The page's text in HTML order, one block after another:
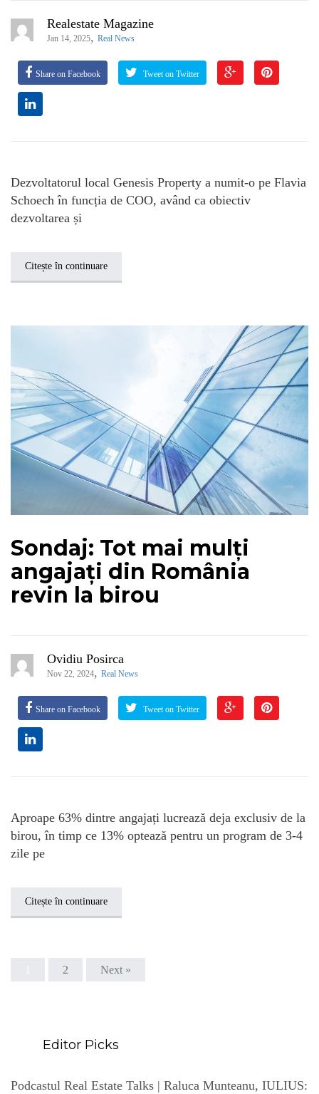
Realestate Magazine
Jan 14, 2025, Real News
Share on Facebook Tweet on Twitter
Dezvoltatorul local Genesis Property a numit-o pe Flavia
Schoech în funcția de COO, având ca obiectiv
dezvoltarea și
Citește în continuare
Sondaj: Tot mai mulți
angajați din România
revin la birou
Ovidiu Posirca
Nov 22, 2024, Real News
Share on Facebook Tweet on Twitter
Aproape 63% dintre angajați lucrează deja exclusiv de la
birou, în timp ce 13% optează pentru un program de 3-4
zile pe
Citește în continuare
2 Next »
Editor Picks
Podcastul Real Estate Talks | Raluca Munteanu, IULIUS: